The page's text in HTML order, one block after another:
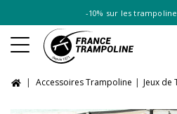
-10% sur les
Accessoires Trampoline Jeux de